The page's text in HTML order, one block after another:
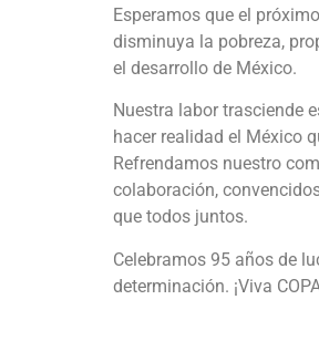
Esperamos que el
disminuya la pobreza,
el desarrollo de México.
Nuestra labor trasciende
hacer realidad el México
Refrendamos nuestro
colaboración,
que todos juntos.
Celebramos 95 años de
determinación. ¡Viva